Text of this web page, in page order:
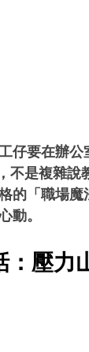
仔要在辦公
不是複雜說
的「職場
動。
：壓力